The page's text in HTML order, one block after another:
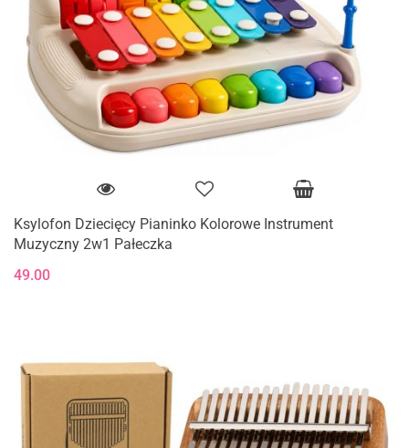
Ksylofon Dziecięcy Pianinko Kolorowe Instrument
Muzyczny 2w1 Pałeczka
49.00